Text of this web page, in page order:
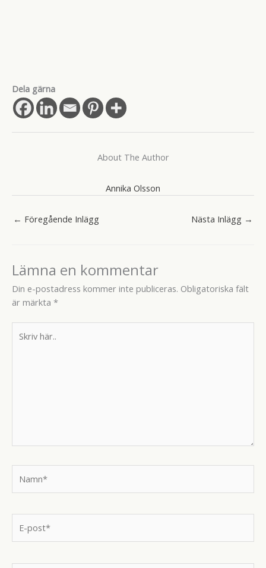
Dela gärna
About The Author
Annika Olsson
← Föregående Inlägg Nästa Inlägg →
Lämna en kommentar
Din e-postadress kommer inte publiceras. Obligatoriska fält
är märkta *
här..
post*